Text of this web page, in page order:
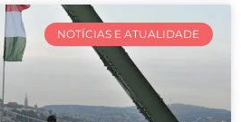
NOTÍCIAS E ATUALIDADE